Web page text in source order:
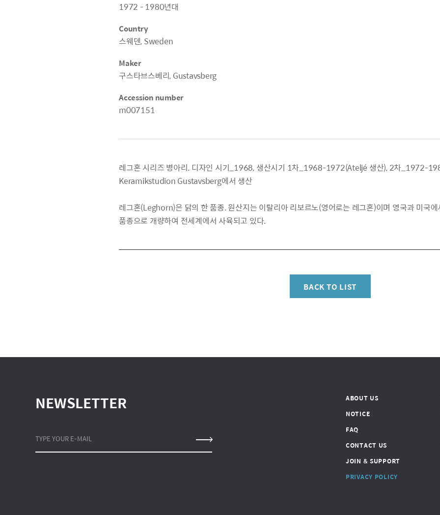
1972 - 1980년대
Country
스웨덴, Sweden
Maker
구스타브스베리, Gustavsberg
Accession number
m007151
레그혼 시리즈 병아리. 디자인 시기_1968, 생산시기 1차_1968-1972(Ateljé 생산), 2차_1972-
Keramikstudion Gustavsberg에서 생산
레그혼(Leghorn)은 닭의 한 품종. 원산지는 이탈리아 리보르노(영어로는 레그혼)이며 영국과 미국
품종으로 개량하여 전세계에서 사육되고 있다.
BACK TO LIST
NEWSLETTER
TYPE YOUR E-MAIL
ABOUT US
NOTICE
FAQ
CONTACT US
JOIN & SUPPORT
PRIVACY POLICY